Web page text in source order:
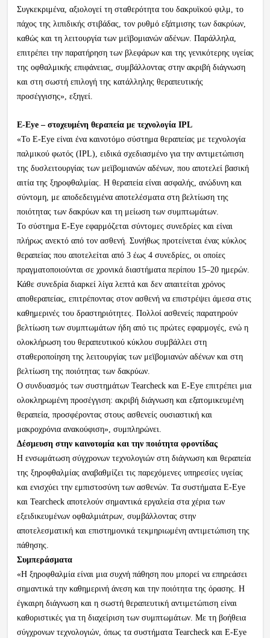
Συγκεκριμένα, αξιολογεί τη σταθερότητα του δακρυϊκού φιλμ, το
πάχος της λιπιδικής στιβάδας, τον ρυθμό εξάτμισης των δακρύων,
καθώς και τη λειτουργία των μεϊβομιανών αδένων. Παράλληλα,
επιτρέπει την παρατήρηση των βλεφάρων και της γενικότερης υγείας
της οφθαλμικής επιφάνειας, συμβάλλοντας στην ακριβή διάγνωση
και στη σωστή επιλογή της κατάλληλης θεραπευτικής
προσέγγισης», εξηγεί.
E-Eye – στοχευμένη θεραπεία με τεχνολογία IPL
«Το E-Eye είναι ένα καινοτόμο σύστημα θεραπείας με τεχνολογία
παλμικού φωτός (IPL), ειδικά σχεδιασμένο για την αντιμετώπιση
της δυσλειτουργίας των μεϊβομιανών αδένων, που αποτελεί βασική
αιτία της ξηροφθαλμίας. Η θεραπεία είναι ασφαλής, ανώδυνη και
σύντομη, με αποδεδειγμένα αποτελέσματα στη βελτίωση της
ποιότητας των δακρύων και τη μείωση των συμπτωμάτων.
Το σύστημα E-Eye εφαρμόζεται σύντομες συνεδρίες και είναι
πλήρως ανεκτό από τον ασθενή. Συνήθως προτείνεται ένας κύκλος
θεραπείας που αποτελείται από 3 έως 4 συνεδρίες, οι οποίες
πραγματοποιούνται σε χρονικά διαστήματα περίπου 15–20 ημερών.
Κάθε συνεδρία διαρκεί λίγα λεπτά και δεν απαιτείται χρόνος
αποθεραπείας, επιτρέποντας στον ασθενή να επιστρέψει άμεσα στις
καθημερινές του δραστηριότητες. Πολλοί ασθενείς παρατηρούν
βελτίωση των συμπτωμάτων ήδη από τις πρώτες εφαρμογές, ενώ η
ολοκλήρωση του θεραπευτικού κύκλου συμβάλλει στη
σταθεροποίηση της λειτουργίας των μεϊβομιανών αδένων και στη
βελτίωση της ποιότητας των δακρύων.
Ο συνδυασμός των συστημάτων Tearcheck και E-Eye επιτρέπει μια
ολοκληρωμένη προσέγγιση: ακριβή διάγνωση και εξατομικευμένη
θεραπεία, προσφέροντας στους ασθενείς ουσιαστική και
μακροχρόνια ανακούφιση», συμπληρώνει.
Δέσμευση στην καινοτομία και την ποιότητα φροντίδας
Η ενσωμάτωση σύγχρονων τεχνολογιών στη διάγνωση και θεραπεία
της ξηροφθαλμίας αναβαθμίζει τις παρεχόμενες υπηρεσίες υγείας
και ενισχύει την εμπιστοσύνη των ασθενών. Τα συστήματα E-Eye
και Tearcheck αποτελούν σημαντικά εργαλεία στα χέρια των
εξειδικευμένων οφθαλμιάτρων, συμβάλλοντας στην
αποτελεσματική και επιστημονικά τεκμηριωμένη αντιμετώπιση της
πάθησης.
Συμπεράσματα
«Η ξηροφθαλμία είναι μια συχνή πάθηση που μπορεί να επηρεάσει
σημαντικά την καθημερινή άνεση και την ποιότητα της όρασης. Η
έγκαιρη διάγνωση και η σωστή θεραπευτική αντιμετώπιση είναι
καθοριστικές για τη διαχείριση των συμπτωμάτων. Με τη βοήθεια
σύγχρονων τεχνολογιών, όπως τα συστήματα Tearcheck και E-Eye